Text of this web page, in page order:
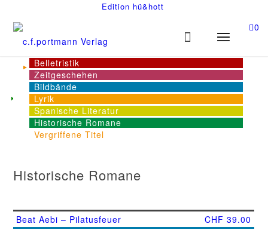
Edition hü&hott
0
Belletristik
Zeitgeschehen
Bildbände
Lyrik
Spanische Literatur
Historische Romane
Vergriffene Titel
Historische Romane
Beat Aebi – Pilatusfeuer CHF 39.00